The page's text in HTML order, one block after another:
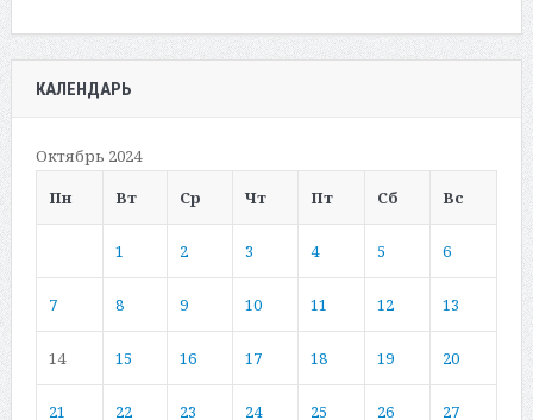
КАЛЕНДАРЬ
Октябрь 2024
Пн
Вт Ср Чт Пт Сб Вс
1 2 3 4 5 6
7 8 9 10 11 12 13
14 15 16 17 18 19 20
21 22 23 24 25 26 27